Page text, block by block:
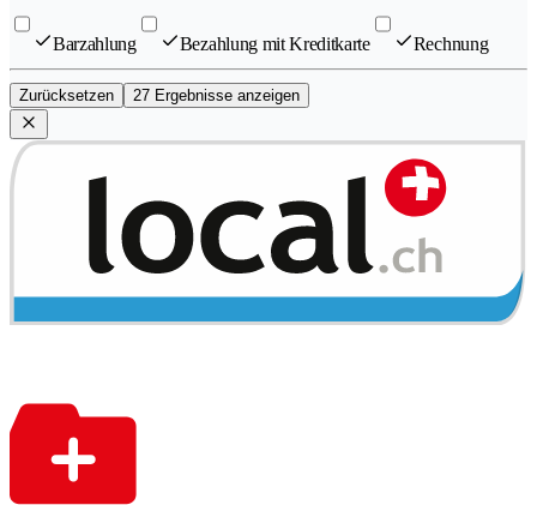
Barzahlung Bezahlung mit Kreditkarte Rechnung
Zurücksetzen 27 Ergebnisse anzeigen